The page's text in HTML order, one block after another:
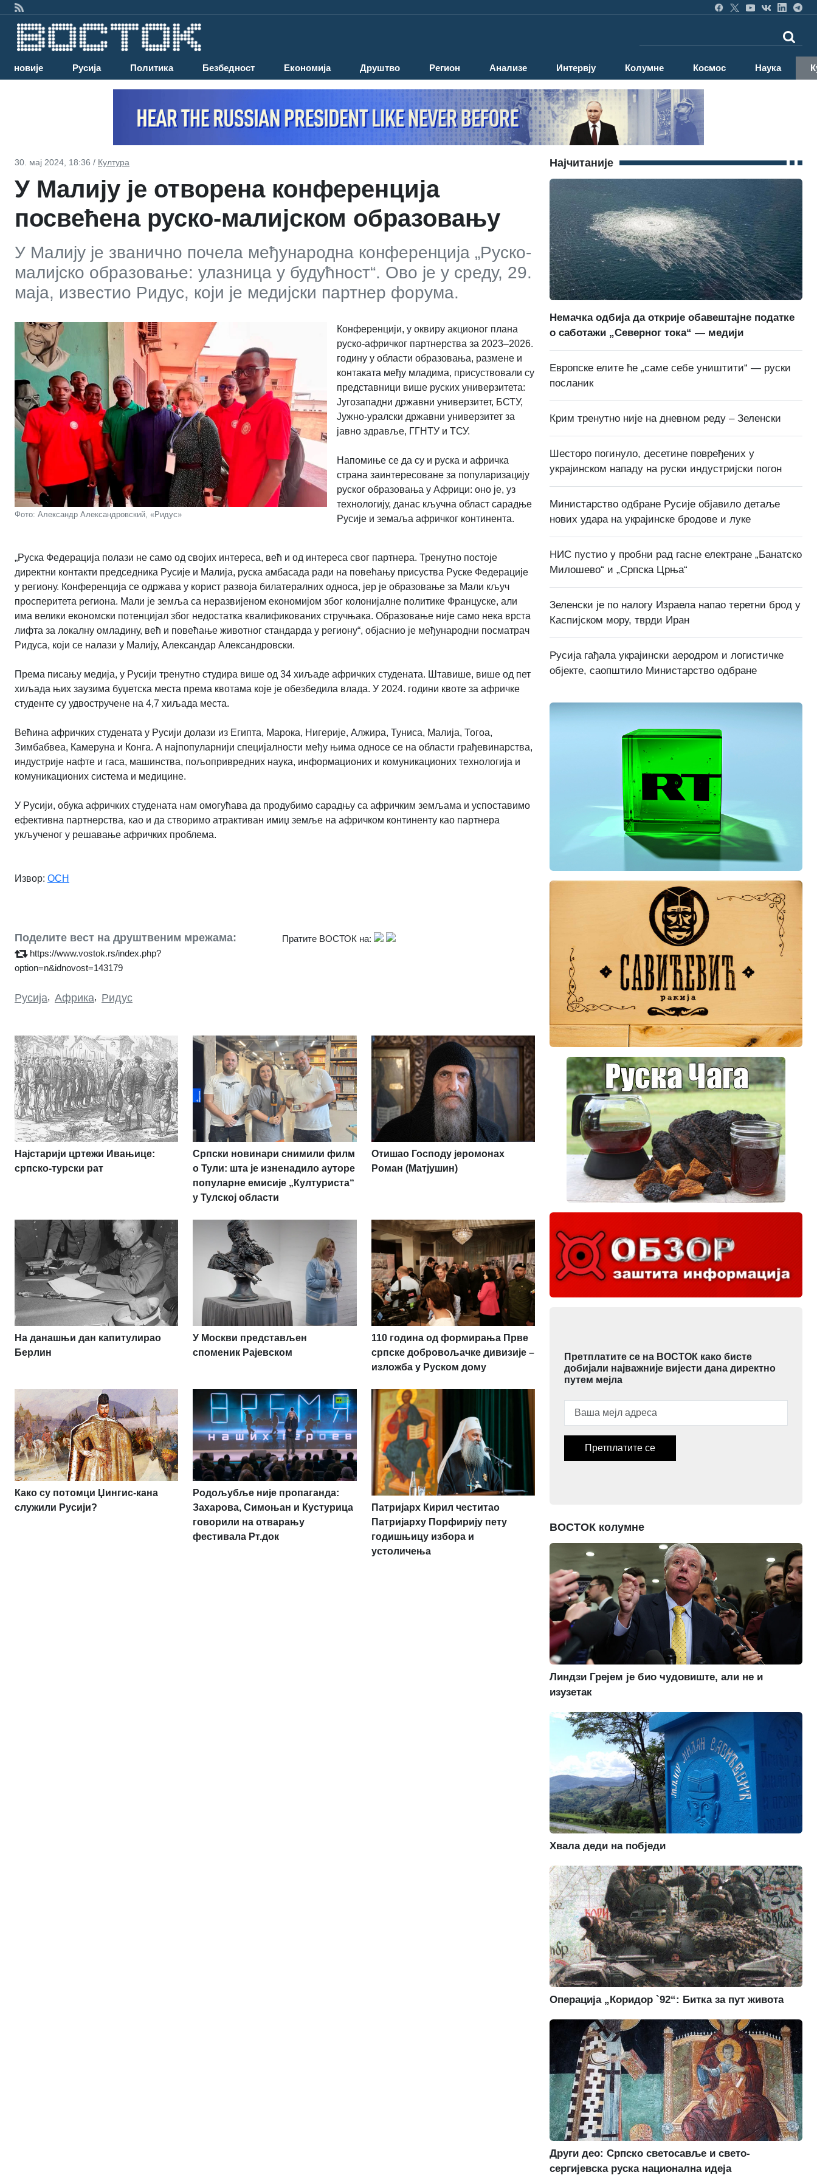
Најновије Русија Политика Безбедност Економија Друштво Регион Анализе Интервју Колумне Космос Наука
30. мај 2024, 18:36 / Култура
У Малију је отворена конференција
посвећена руско-малијском образовању
У Малију је званично почела међународна конференција „Руско-
малијско образовање: улазница у будућност“. Ово је у среду, 29.
маја, известио Ридус, који је медијски партнер форума.
Фото: Александр Александровский, «Ридус»
Конференцији, у оквиру акционог плана
руско-афричког партнерства за 2023–2026.
годину у области образовања, размене и
контаката међу младима, присуствовали су
представници више руских универзитета:
Југозападни државни универзитет, БСТУ,
Јужно-уралски државни универзитет за
јавно здравље, ГГНТУ и ТСУ.
Напомиње се да су и руска и афричка
страна заинтересоване за популаризацију
руског образовања у Африци: оно је, уз
технологију, данас кључна област сарадње
Русије и земаља афричког континента.
„Руска Федерација полази не само од својих интереса, већ и од интереса свог партнера. Тренутно постоје
директни контакти председника Русије и Малија, руска амбасада ради на повећању присуства Руске Федерације
у региону. Конференција се одржава у корист развоја билатералних односа, јер је образовање за Мали кључ
просперитета региона. Мали је земља са неразвијеном економијом због колонијалне политике Француске, али
има велики економски потенцијал због недостатка квалификованих стручњака. Образовање није само нека врста
лифта за локалну омладину, већ и повећање животног стандарда у региону“, објаснио је међународни посматрач
Ридуса, који се налази у Малију, Александар Александровски.
Према писању медија, у Русији тренутно студира више од 34 хиљаде афричких студената. Штавише, више од пет
хиљада њих заузима буџетска места према квотама које је обезбедила влада. У 2024. години квоте за афричке
студенте су удвостручене на 4,7 хиљада места.
Већина афричких студената у Русији долази из Египта, Марока, Нигерије, Алжира, Туниса, Малија, Тогоа,
Зимбабвеа, Камеруна и Конга. А најпопуларнији специјалности међу њима односе се на области грађевинарства,
индустрије нафте и гаса, машинства, пољопривредних наука, информационих и комуникационих технологија и
комуникационих система и медицине.
У Русији, обука афричких студената нам омогућава да продубимо сарадњу са афричким земљама и успоставимо
ефективна партнерства, као и да створимо атрактиван имиџ земље на афричком континенту као партнера
укљученог у решавање афричких проблема.
Извор: ОСН
Поделите вест на друштвеним мрежама:
https://www.vostok.rs/index.php?
option=n&idnovost=143179
Пратите ВОСТОК на:
Русија, Африка, Ридус
Најстарији цртежи Ивањице:
српско-турски рат
Српски новинари снимили филм
о Тули: шта је изненадило ауторе
популарне емисије „Културиста“
у Тулској области
Отишао Господу јеромонах
Роман (Матјушин)
На данашњи дан капитулирао
Берлин
У Москви представљен
споменик Рајевском
110 година од формирања Прве
српске добровољачке дивизије –
изложба у Руском дому
Како су потомци Џингис-кана
служили Русији?
Родољубље није пропаганда:
Захарова, Симоњан и Кустурица
говорили на отварању
фестивала Рт.док
Патријарх Кирил честитао
Патријарху Порфирију пету
годишњицу избора и
устоличења
Најчитаније
Немачка одбија да открије обавештајне податке
о саботажи „Северног тока“ — медији
Европске елите ће „саме себе уништити“ — руски
посланик
Крим тренутно није на дневном реду – Зеленски
Шесторо погинуло, десетине повређених у
украјинском нападу на руски индустријски погон
Министарство одбране Русије објавило детаље
нових удара на украјинске бродове и луке
НИС пустио у пробни рад гасне електране „Банатско
Милошево“ и „Српска Црња“
Зеленски је по налогу Израела напао теретни брод у
Каспијском мору, тврди Иран
Русија гађала украјински аеродром и логистичке
објекте, саопштило Министарство одбране
Претплатите се на ВОСТОК како бисте
добијали најважније вијести дана директно
путем мејла
Претплатите се
ВОСТОК колумне
Линдзи Грејем је био чудовиште, али не и
изузетак
Хвала деди на побједи
Операција „Коридор `92“: Битка за пут живота
Други део: Српско светосавље и свето-
сергијевска руска национална идеја